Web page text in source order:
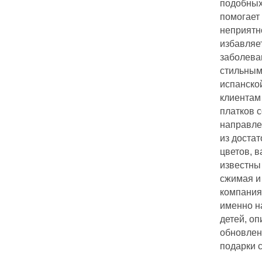
платков
из
цветов,
сжимая и
именно
детей,
подарки